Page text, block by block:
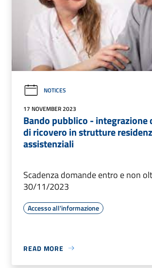
NOTICES
17 NOVEMBER 2023
Bando pubblico - integrazione
di ricovero in strutture
assistenziali
Scadenza domande entro e non
30/11/2023
Accesso all'informazione
READ MORE